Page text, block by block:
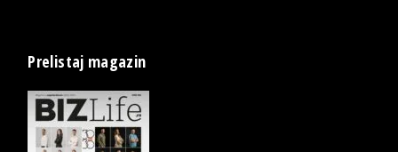
Prelistaj magazin